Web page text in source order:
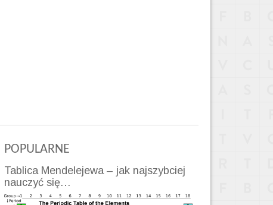
POPULARNE
Tablica Mendelejewa – jak najszybciej
nauczyć się…